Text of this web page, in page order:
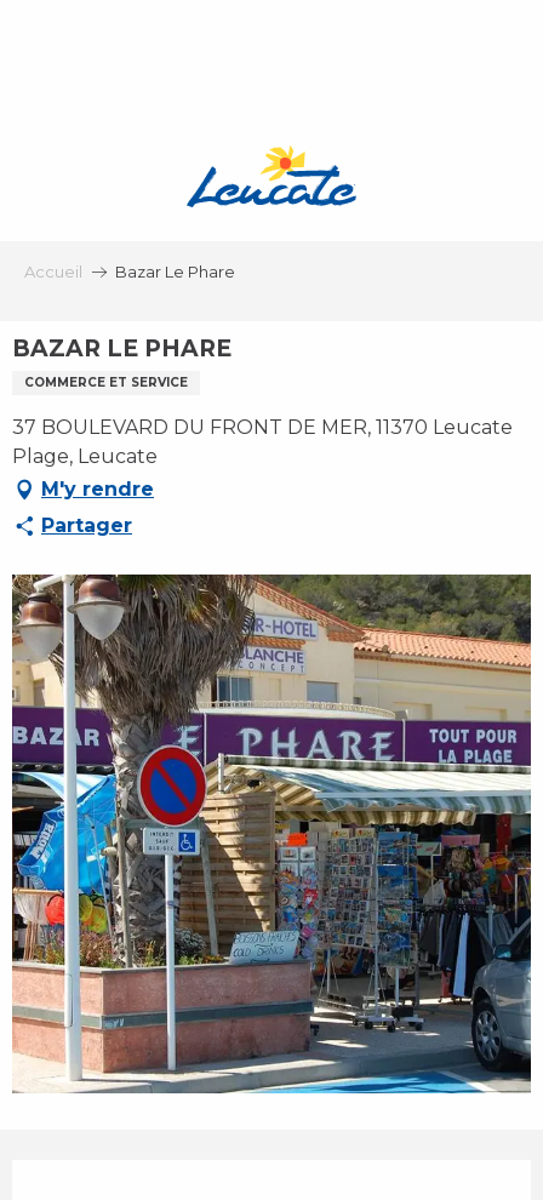
Accueil Bazar Le Phare
BAZAR LE PHARE
COMMERCE ET SERVICE
37 BOULEVARD DU FRONT DE MER, 11370 Leucate
Plage, Leucate
M'y rendre
Partager